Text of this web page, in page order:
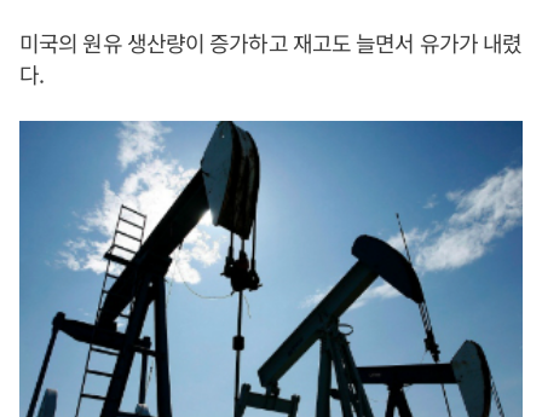
미국의 원유 생산량이 증가하고 재고도 늘면서 유가가 내렸
다.